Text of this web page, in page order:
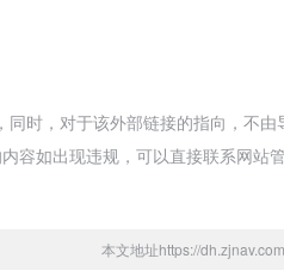
时，对于该外部链接的指向，不
容如出现违规，可以直接联系网站
本文地址https://